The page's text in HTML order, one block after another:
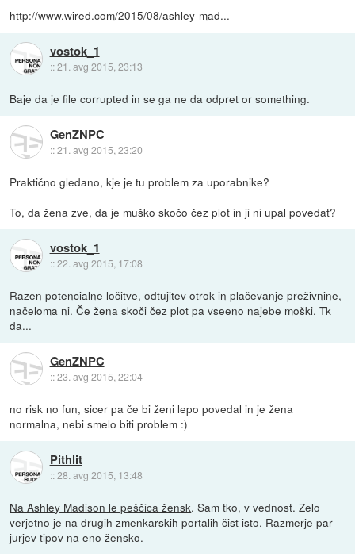
http://www.wired.com/2015/08/ashley-mad...
vostok_1
::21. avg 2015, 23:13
Baje da je file corrupted in se ga ne da odpret or something.
GenZNPC
::21. avg 2015, 23:20
Praktično gledano, kje je tu problem za uporabnike?
To, da žena zve, da je muško skočo čez plot in ji ni upal povedat?
vostok_1
::22. avg 2015, 17:08
Razen potencialne ločitve, odtujitev otrok in plačevanje preživnine,
načeloma ni. Če žena skoči čez plot pa vseeno najebe moški. Tk
da...
GenZNPC
::23. avg 2015, 22:04
no risk no fun, sicer pa če bi ženi lepo povedal in je žena
normalna, nebi smelo biti problem :)
Pithlit
::28. avg 2015, 13:48
Na Ashley Madison le peščica žensk. Sam tko, v vednost. Zelo
verjetno je na drugih zmenkarskih portalih čist isto. Razmerje par
jurjev tipov na eno žensko.